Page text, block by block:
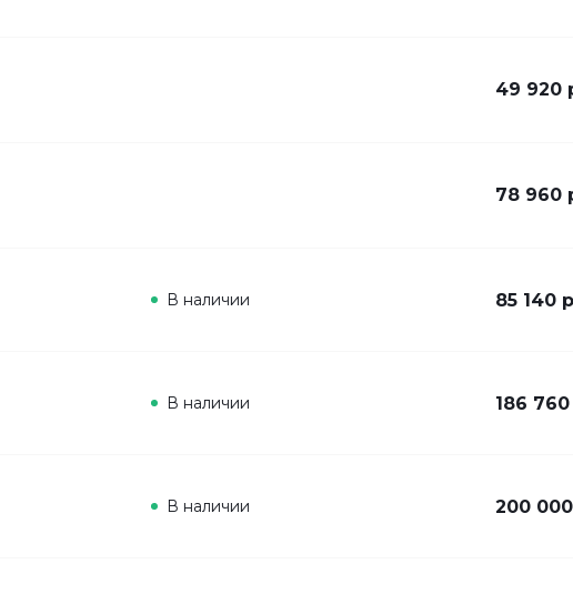
49 920
78 960
В наличии 85 140
В наличии 186
В наличии 200